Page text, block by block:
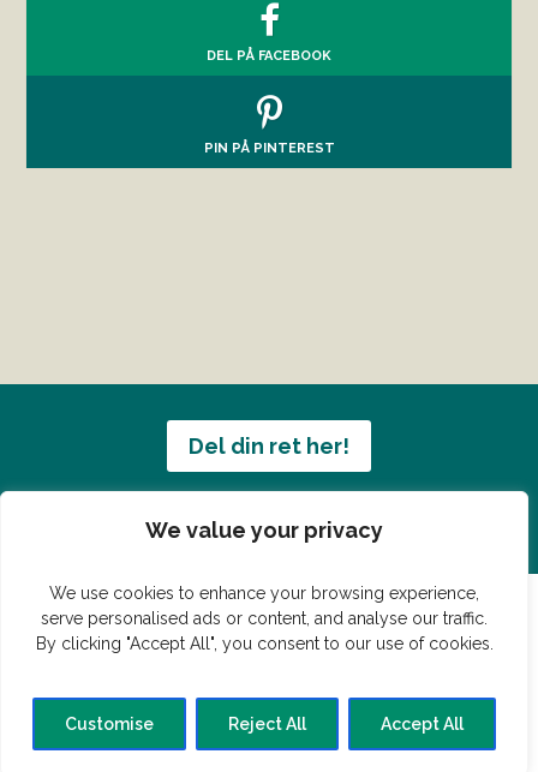
We value your privacy
We use cookies to enhance your browsing experience,
serve personalised ads or content, and analyse our traffic.
By clicking "Accept All", you consent to our use of cookies.
Customise Reject All Accept All
DEL PÅ FACEBOOK
PIN PÅ PINTEREST
Del din ret her!
Har du en konge ret du vil dele?
© Vildmedmad.dk 2019. God og nem mad!
Hovedret
Bagværk Forret Buffet Dessert